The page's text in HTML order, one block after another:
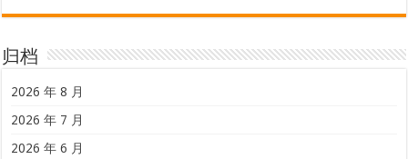
归档
2026 年 8 月
2026 年 7 月
2026 年 6 月